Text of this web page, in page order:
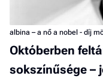
albina – a nő a nobel - díj
Októberben
sokszínűsége –